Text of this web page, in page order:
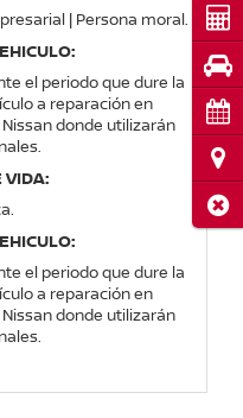
| Persona moral.
el periodo que dure la
a reparación en
donde utilizarán
VIDA:
el periodo que dure la
a reparación en
donde utilizarán